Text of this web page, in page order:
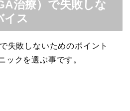
治療）で失敗しな
イス
失敗しないためのポイント
ックを選ぶ事です。